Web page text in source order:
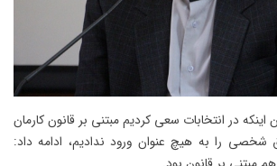
اینکه در انتخابات سعی کردیم مبتنی بر قانون کارمان
شخصی را به هیچ عنوان ورود ندادیم، ادامه داد: